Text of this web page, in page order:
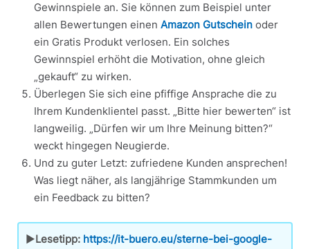
Gewinnspiele an. Sie können zum Beispiel unter
allen Bewertungen einen Amazon Gutscheinoder
ein Gratis Produkt verlosen. Ein solches
Gewinnspiel erhöht die Motivation, ohne gleich
„gekauft“ zu wirken.
Überlegen Sie sich eine pfiffige Ansprache die zu
Ihrem Kundenklientel passt. „Bitte hier bewerten“ ist
langweilig. „Dürfen wir um Ihre Meinung bitten?“
weckt hingegen Neugierde.
Und zu guter Letzt: zufriedene Kunden ansprechen!
Was liegt näher, als langjährige Stammkunden um
ein Feedback zu bitten?
▶Lesetipp: https://it-buero.eu/sterne-bei-google-